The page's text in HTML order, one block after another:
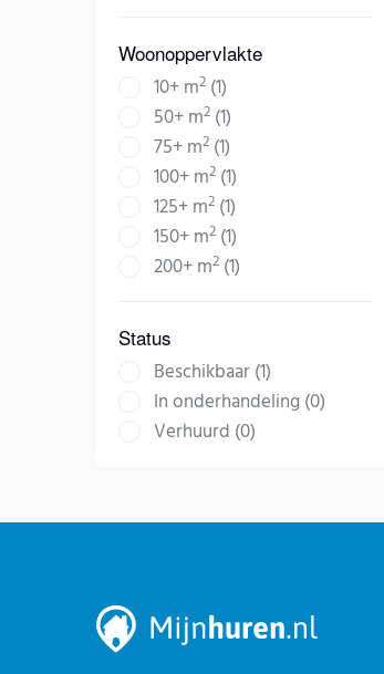
Woonoppervlakte
10+ m2 (1)
50+ m2 (1)
75+ m2 (1)
100+ m2 (1)
125+ m2 (1)
150+ m2 (1)
200+ m2 (1)
Status
Beschikbaar (1)
In onderhandeling (0)
Verhuurd (0)